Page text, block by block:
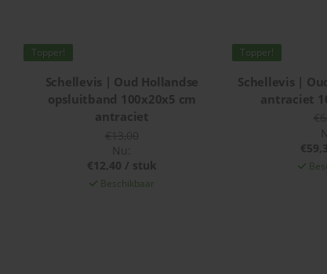
Topper!
Schellevis | Oud Hollandse
opsluitband 100x20x5 cm
antraciet
Nu:
€12,40 / stuk
Beschikbaar
Topper!
Schellevis |
antraciet